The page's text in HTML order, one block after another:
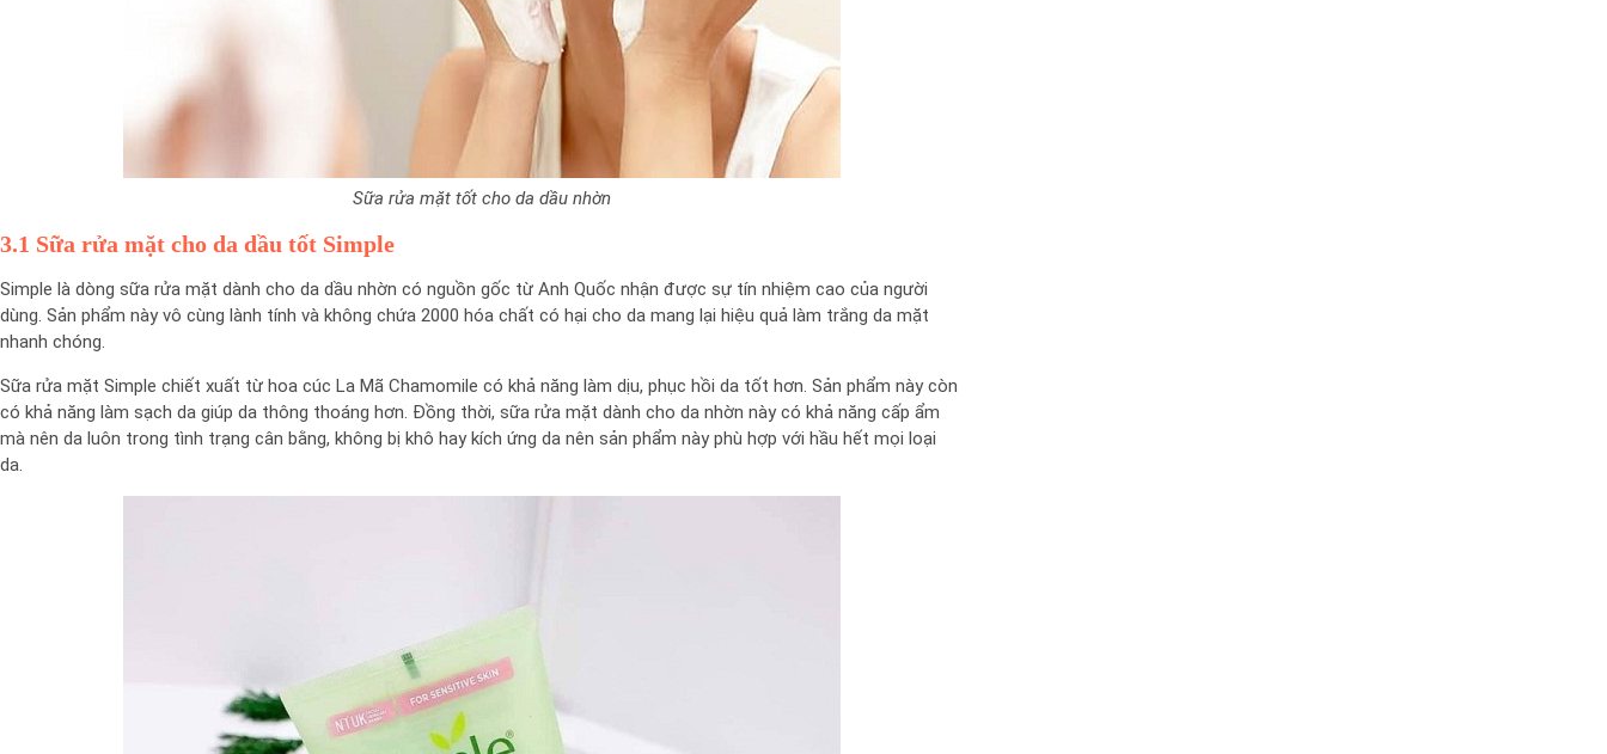
Sữa rửa mặt tốt cho da dầu nhờn
3.1 Sữa rửa mặt cho da dầu tốt Simple
Simple là dòng sữa rửa mặt dành cho da dầu nhờn có nguồn gốc từ Anh Quốc nhận được sự tín nhiệm cao của người
dùng. Sản phẩm này vô cùng lành tính và không chứa 2000 hóa chất có hại cho da mang lại hiệu quả làm trắng da mặt
nhanh chóng.
Sữa rửa mặt Simple chiết xuất từ hoa cúc La Mã Chamomile có khả năng làm dịu, phục hồi da tốt hơn. Sản phẩm này còn
có khả năng làm sạch da giúp da thông thoáng hơn. Đồng thời, sữa rửa mặt dành cho da nhờn này có khả năng cấp ẩm
mà nên da luôn trong tình trạng cân bằng, không bị khô hay kích ứng da nên sản phẩm này phù hợp với hầu hết mọi loại
da.